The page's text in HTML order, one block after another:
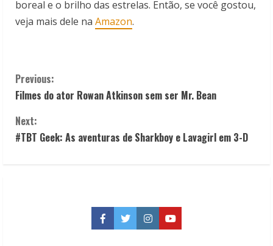
boreal e o brilho das estrelas. Então, se você gostou,
veja mais dele na Amazon.
C
o
n
Previous:
Filmes do ator Rowan Atkinson sem ser Mr. Bean
Next:
#TBT Geek: As aventuras de Sharkboy e Lavagirl em 3-D
Facebook
TwitterInstagramYouTube